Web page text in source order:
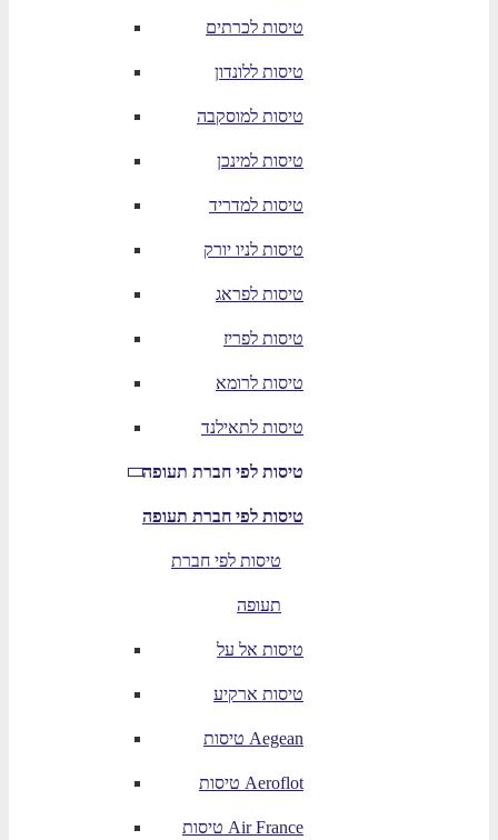
טיסות לכרתים
טיסות ללונדון
טיסות למוסקבה
טיסות למינכן
טיסות למדריד
טיסות לניו יורק
טיסות לפראג
טיסות לפריז
טיסות לרומא
טיסות לתאילנד
טיסות לפי חברת תעופה
טיסות לפי חברת תעופה
טיסות לפי חברת
תעופה
טיסות אל על
טיסות ארקיע
טיסות Aegean
טיסות Aeroflot
טיסות Air France